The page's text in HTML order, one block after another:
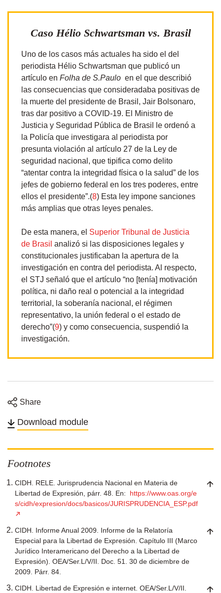
Caso Hélio Schwartsman vs. Brasil
Uno de los casos más actuales ha sido el del
periodista Hélio Schwartsman que publicó un
artículo en Folha de S.Paulo en el que describió
las consecuencias que consideradaba positivas de
la muerte del presidente de Brasil, Jair Bolsonaro,
tras dar positivo a COVID-19. El Ministro de
Justicia y Seguridad Pública de Brasil le ordenó a
la Policía que investigara al periodista por
presunta violación al artículo 27 de la Ley de
seguridad nacional, que tipifica como delito
“atentar contra la integridad física o la salud” de los
jefes de gobierno federal en los tres poderes, entre
ellos el presidente”.(8) Esta ley impone sanciones
más amplias que otras leyes penales.
De esta manera, el Superior Tribunal de Justicia
de Brasil analizó si las disposiciones legales y
constitucionales justificaban la apertura de la
investigación en contra del periodista. Al respecto,
el STJ señaló que el artículo “no [tenía] motivación
política, ni daño real o potencial a la integridad
territorial, la soberanía nacional, el régimen
representativo, la unión federal o el estado de
derecho”(9) y como consecuencia, suspendió la
investigación.
Share
TwitterFacebook
Download module
Footnotes
CIDH. RELE. Jurisprudencia Nacional en Materia de
Libertad de Expresión, párr. 48. En: https://www.oas.org/e
s/cidh/expresion/docs/basicos/JURISPRUDENCIA_ESP.pdf
CIDH. Informe Anual 2009. Informe de la Relatoría
Especial para la Libertad de Expresión. Capítulo III (Marco
Jurídico Interamericano del Derecho a la Libertad de
Expresión). OEA/Ser.L/V/II. Doc. 51. 30 de diciembre de
2009. Párr. 84.
CIDH. Libertad de Expresión e internet. OEA/Ser.L/V/II.